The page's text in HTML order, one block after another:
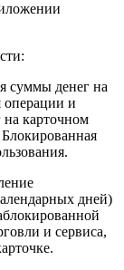
суммы денег на
операции и
карточном
дней)
и сервиса,